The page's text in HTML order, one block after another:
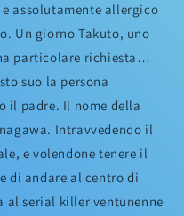
assolutamente allergico
Un giorno Takuto, uno
particolare richiesta…
suo la persona
il padre. Il nome della
Intravvedendo il
e volendone tenere il
di andare al centro di
al serial killer ventunenne